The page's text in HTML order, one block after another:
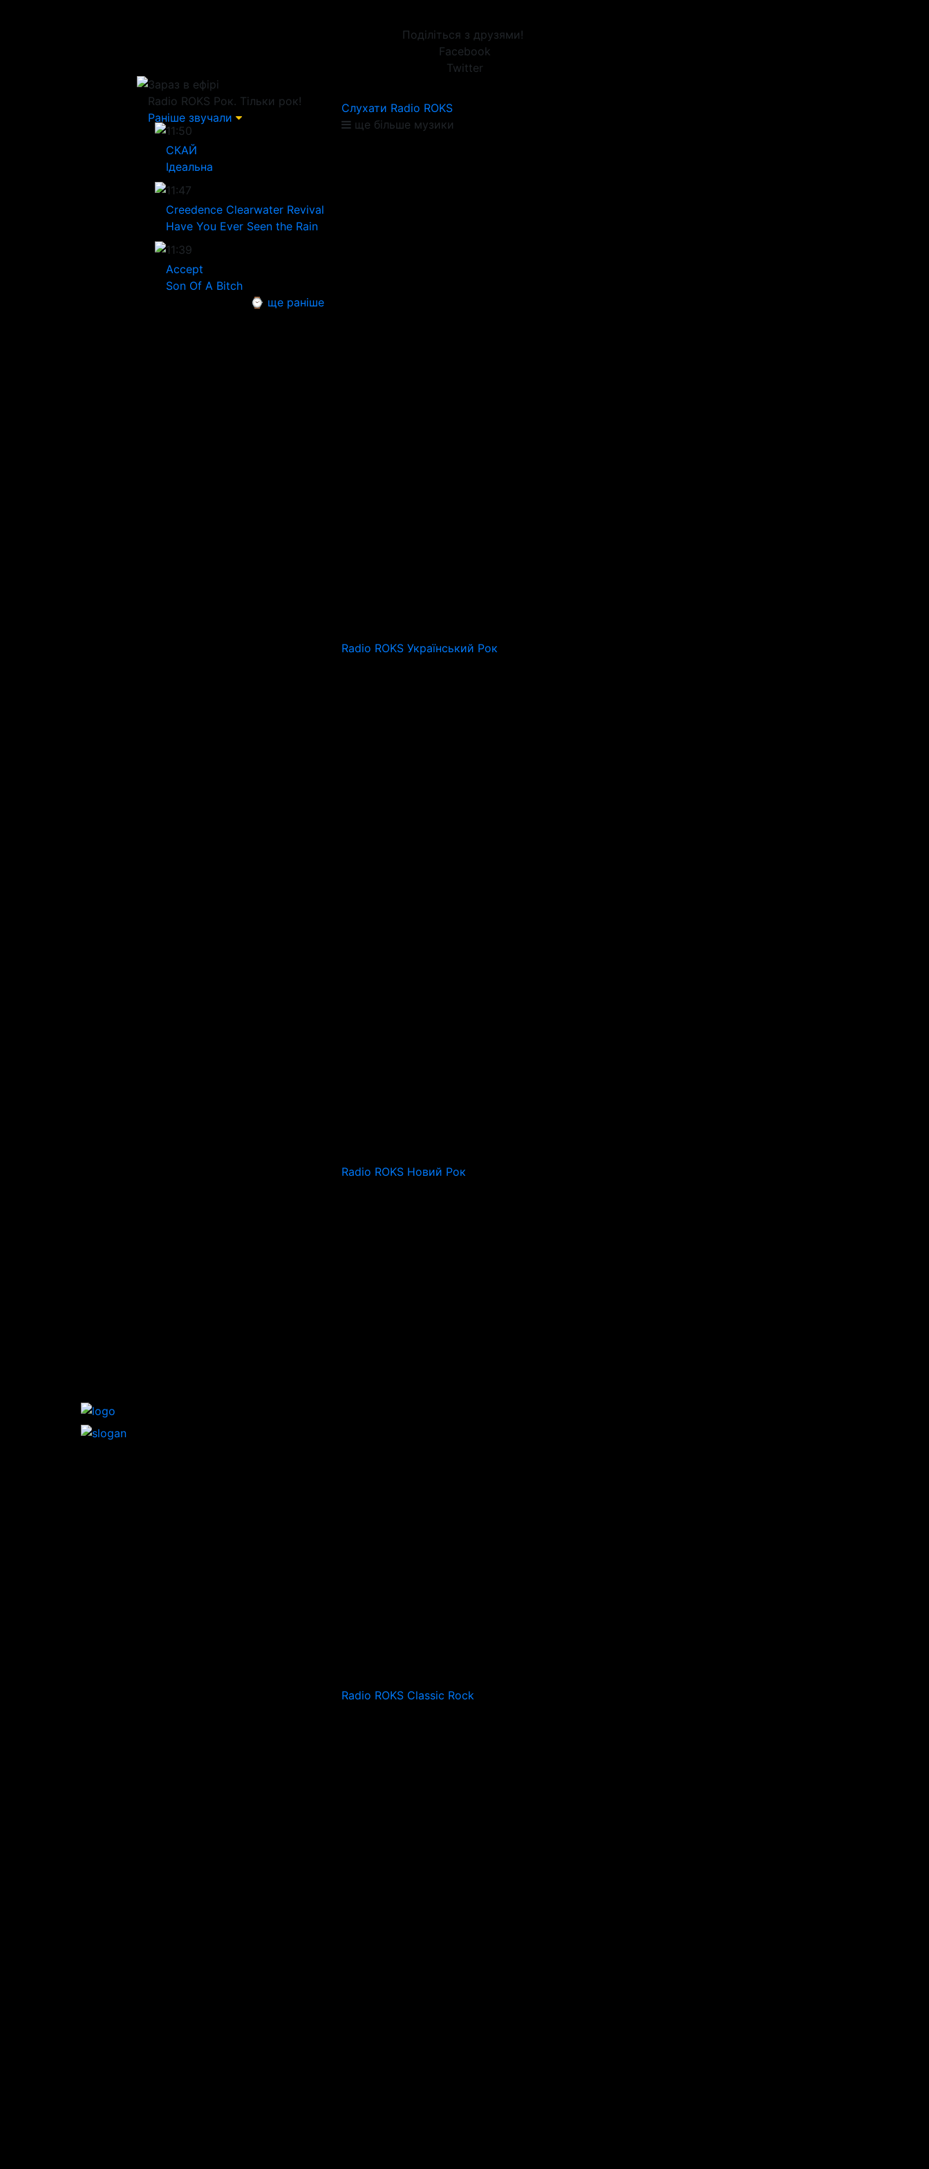
Поділіться з друзями!
Facebook
Twitter
Зараз в ефірі
Radio ROKS Рок. Тільки рок!
Раніше звучали
11:50
СКАЙ
Ідеальна
11:47
Creedence Clearwater Revival
Have You Ever Seen the Rain
11:39
Accept
Son Of A Bitch
⌚ ще раніше
Слухати Radio ROKS
ще більше музики
Radio ROKS Український Рок
Radio ROKS Новий Рок
Radio ROKS Classic Rock